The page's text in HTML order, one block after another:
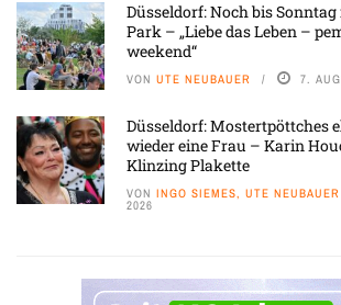
Düsseldorf: Noch bis
Park – „Liebe das Leben –
weekend“
VON UTE NEUBAUER 7.
Düsseldorf: Mostertpöttches
wieder eine Frau – Karin
Klinzing Plakette
VON INGO SIEMES, UTE NEUBAUER
2026